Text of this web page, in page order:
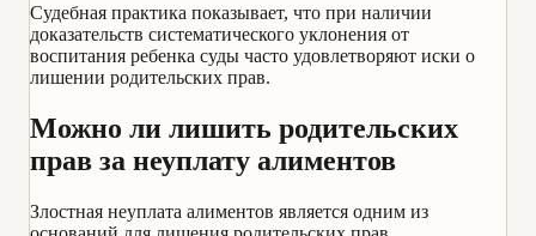
Судебная практика показывает, что при наличии
доказательств систематического уклонения от
воспитания ребенка суды часто удовлетворяют иски о
лишении родительских прав.
Можно ли лишить родительских
прав за неуплату алиментов
Злостная неуплата алиментов является одним из